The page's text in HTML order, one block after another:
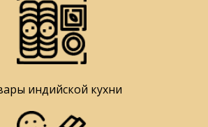
индийской кухни